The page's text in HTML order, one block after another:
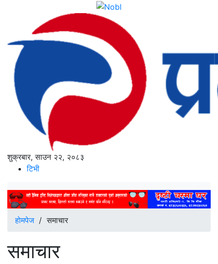
शुक्रबार, साउन २२, २०८३
टिभी
होमपेज/समाचार
समाचार